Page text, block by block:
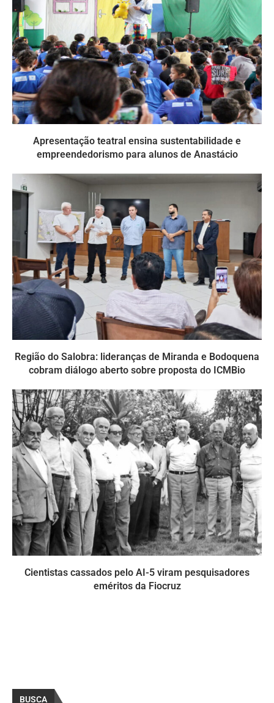
Apresentação teatral ensina sustentabilidade e
empreendedorismo para alunos de Anastácio
Região do Salobra: lideranças de Miranda e Bodoquena
cobram diálogo aberto sobre proposta do ICMBio
Cientistas cassados pelo AI-5 viram pesquisadores
eméritos da Fiocruz
BUSCA